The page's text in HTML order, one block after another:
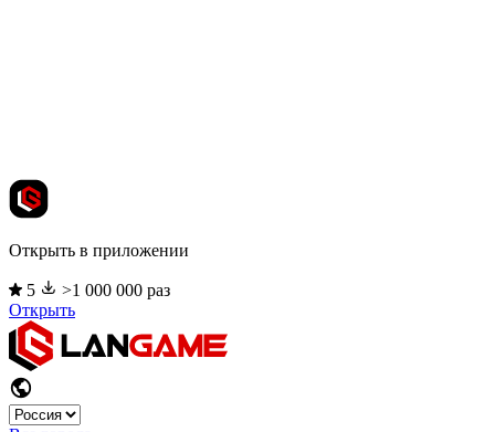
Открыть в приложении
5
>1 000 000 раз
Открыть